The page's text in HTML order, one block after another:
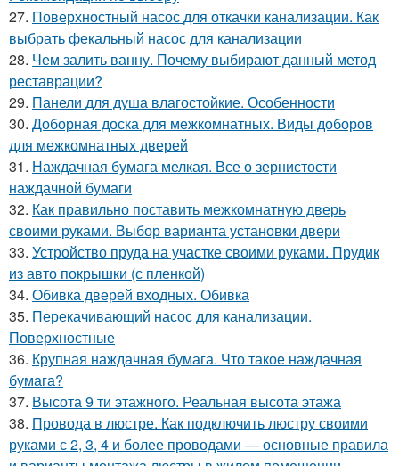
27. Поверхностный насос для откачки канализации. Как
выбрать фекальный насос для канализации
28. Чем залить ванну. Почему выбирают данный метод
реставрации?
29. Панели для душа влагостойкие. Особенности
30. Доборная доска для межкомнатных. Виды доборов
для межкомнатных дверей
31. Наждачная бумага мелкая. Все о зернистости
наждачной бумаги
32. Как правильно поставить межкомнатную дверь
своими руками. Выбор варианта установки двери
33. Устройство пруда на участке своими руками. Прудик
из авто покрышки (с пленкой)
34. Обивка дверей входных. Обивка
35. Перекачивающий насос для канализации.
Поверхностные
36. Крупная наждачная бумага. Что такое наждачная
бумага?
37. Высота 9 ти этажного. Реальная высота этажа
38. Провода в люстре. Как подключить люстру своими
руками с 2, 3, 4 и более проводами — основные правила